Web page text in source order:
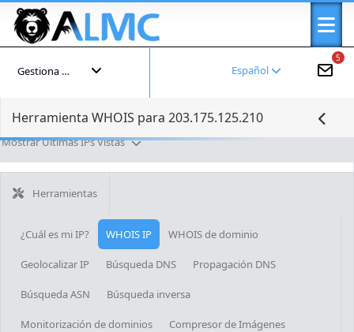
5
Español
Gestiona tu cuenta
Herramienta WHOIS para 203.175.125.210
Mostrar Últimas IPs Vistas
Herramientas
¿Cuál es mi IP? WHOIS IP WHOIS de dominio
Geolocalizar IP Búsqueda DNS Propagación DNS
Búsqueda ASN Búsqueda inversa
Monitorización de dominios Compresor de Imágenes